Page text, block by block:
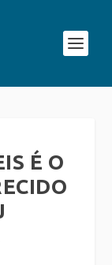
É O